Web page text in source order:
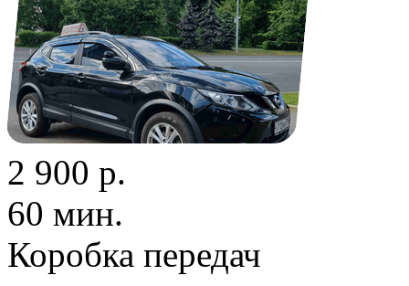
2 900 р.
60 мин.
Коробка передач